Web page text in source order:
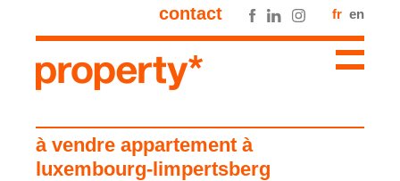
contact fr en
à vendre appartement à
luxembourg-limpertsberg